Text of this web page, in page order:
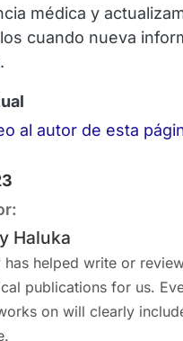
médica y
cuando nueva
al autor de esta
Haluka
has helped write or
publications for us.
on will clearly